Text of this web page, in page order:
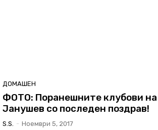
ДОМАШЕН
ФОТО: Поранешните клубови на
Јанушев со последен поздрав!
S.s. - Ноември 5, 2017